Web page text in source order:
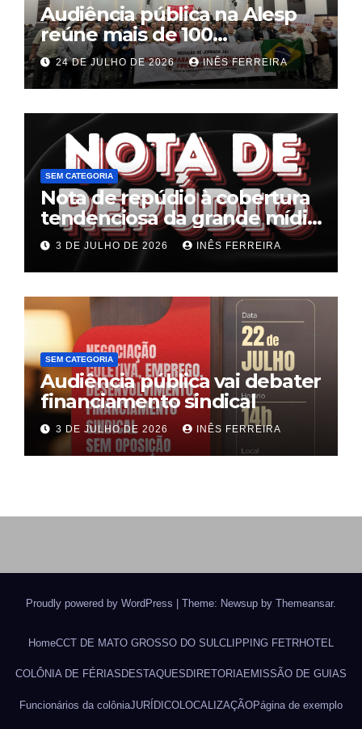
Audiência pública na Alesp
reúne mais de 100
trabalhadores e define pauta
unificada para a hotelaria e
gastronomia
24 DE JULHO DE 2026 INÊS FERREIRA
SEM CATEGORIA
Nota de repúdio à cobertura
tendenciosa da grande mídia
sobre o fim da escala 6×1
3 DE JULHO DE 2026 INÊS FERREIRA
SEM CATEGORIA
Audiência pública vai debater
financiamento sindical
3 DE JULHO DE 2026 INÊS FERREIRA
Proudly powered by WordPress Theme: Newsup by Themeansar.
HomeCCT DE MATO GROSSO DO SUL CLIPPING FETRHOTEL
COLÔNIA DE FÉRIAS DESTAQUES DIRETORIAEMISSÃO DE GUIAS
Funcionários da colôniaJURÍDICOLOCALIZAÇÃOPágina de exemplo